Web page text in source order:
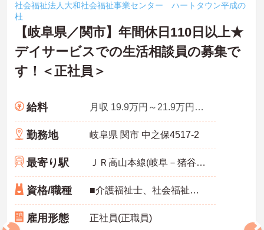
社会福祉法人大和社会福祉事業センター ハートタウン平成の
杜
【岐阜県／関市】年間休日110日以上★
デイサービスでの生活相談員の募集で
す！＜正社員＞
給料 月収 19.9万円～21.9万円程度
勤務地 岐阜県 関市 中之保4517-2
最寄り駅 ＪＲ高山本線(岐阜－猪谷)「上麻生駅」バス・車40分
資格/職種 ■介護福祉士、社会福祉主事、社会福祉士いずれか必須■経験不問■普通自動車運転免許 あれば尚可
雇用形態 正社員(正職員)